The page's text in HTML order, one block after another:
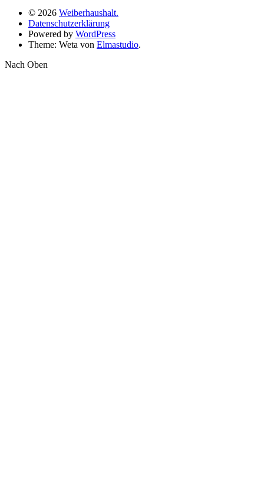
© 2026 Weiberhaushalt.
Datenschutzerklärung
Powered by WordPress
Theme: Weta von Elmastudio.
Nach Oben